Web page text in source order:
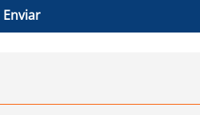
Enviar